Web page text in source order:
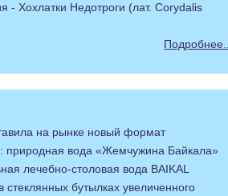
- Хохлатки Недотроги (лат. Corydalis
Подробнее...
на рынке новый формат
природная вода «Жемчужина Байкала»
лечебно-столовая вода BAIKAL
стеклянных бутылках увеличенного